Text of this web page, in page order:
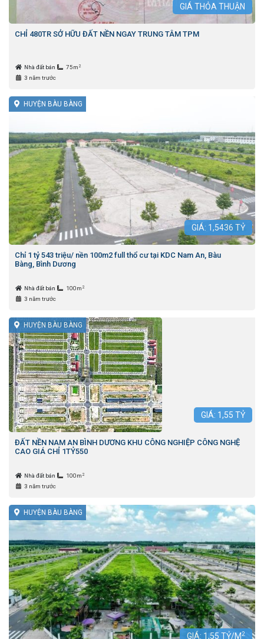
GIÁTHỎA THUẬN
CHỈ 480TR SỞ HỮU ĐẤT NỀN NGAY TRUNG TÂM TPM
Nhà đất bán 75m 2
3 năm trước
HUYỆN BÀU BÀNG
GIÁ: 1,5436 TỶ
Chỉ 1 tỷ 543 triệu/ nền 100m2 full thổ cư tại KDC Nam An, Bàu
Bàng, Bình Dương
Nhà đất bán 100m 2
3 năm trước
HUYỆN BÀU BÀNG
GIÁ: 1,55 TỶ
ĐẤT NỀN NAM AN BÌNH DƯƠNG KHU CÔNG NGHIỆP CÔNG NGHỆ
CAO GIÁ CHỈ 1TỶ550
Nhà đất bán 100m 2
3 năm trước
HUYỆN BÀU BÀNG
GIÁ: 1,55 TỶ/M2